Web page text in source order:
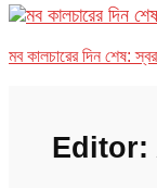
মব কালচারের দিন শেষ:
Editor: